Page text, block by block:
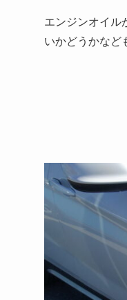
エンジンオイル
いかどうかなど